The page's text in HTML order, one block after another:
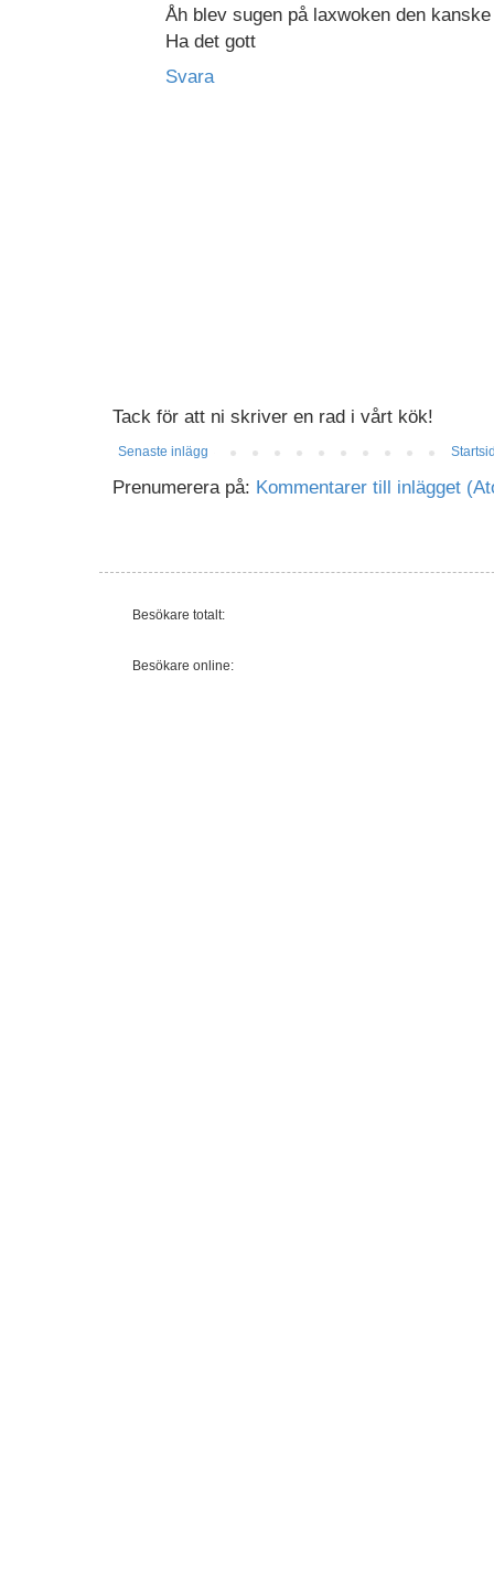
Åh blev sugen på laxwoken den
Ha det gott
Svara
Tack för att ni skriver en rad i vårt kök!
Senaste inlägg
Prenumerera på: Kommentarer till inlägget
Besökare totalt:
Besökare online: